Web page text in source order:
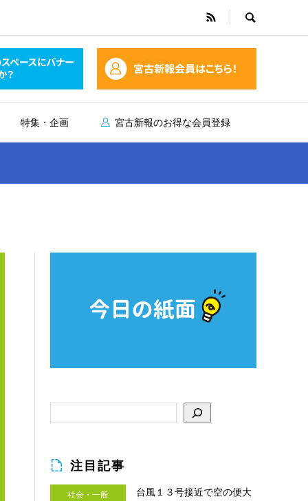
特集・企画 宮古新報のお得な会員登録
注目記事
社会・一般
台風１３号接近で空の便大